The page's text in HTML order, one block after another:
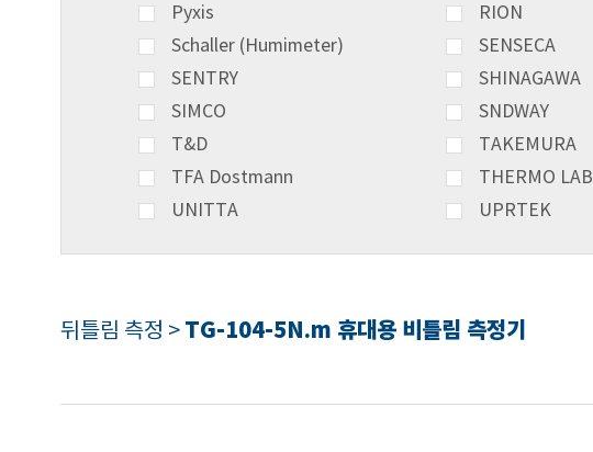
Pyxis
RION
Schaller (Humimeter)
SENSECA
SENTRY
SHINAGAWA
SIMCO
SNDWAY
T&D
TAKEMURA
TFA Dostmann
THERMO LAB
UNITTA
UPRTEK
뒤틀림 측정 > TG-104-5N.m 휴대용 비틀림 측정기